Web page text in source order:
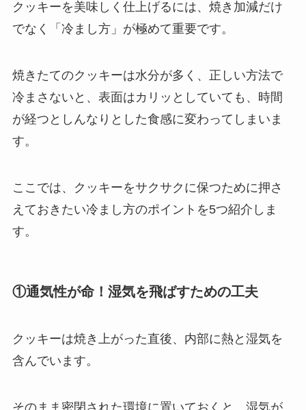
クッキーを美味しく仕上げるには、焼き加減だけ
でなく「冷まし方」が極めて重要です。
焼きたてのクッキーは水分が多く、正しい方法で
冷まさないと、表面はカリッとしていても、時間
が経つとしんなりとした食感に変わってしまいま
す。
ここでは、クッキーをサクサクに保つために押さ
えておきたい冷まし方のポイントを5つ紹介しま
す。
①通気性が命！湿気を飛ばすための工夫
クッキーは焼き上がった直後、内部に熱と湿気を
含んでいます。